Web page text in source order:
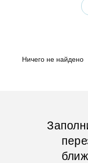
Ничего не найдено